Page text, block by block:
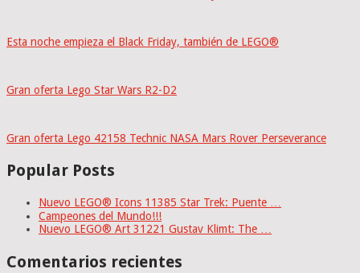
Esta noche empieza el Black Friday, también de LEGO®
Gran oferta Lego Star Wars R2-D2
Gran oferta Lego 42158 Technic NASA Mars Rover Perseverance
Popular Posts
Nuevo LEGO® Icons 11385 Star Trek: Puente …
Campeones del Mundo!!!
Nuevo LEGO® Art 31221 Gustav Klimt: The …
Comentarios recientes